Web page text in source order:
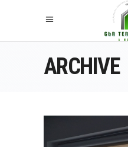
ARCHIVE